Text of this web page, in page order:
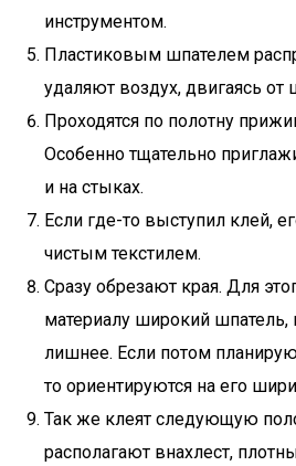
инструментом.
Пластиковым шпателем
удаляют воздух, двигаясь от
Проходятся по полотну
Особенно тщательно
и на стыках.
Если где-то выступил клей,
чистым текстилем.
Сразу обрезают края. Для
материалу широкий
лишнее. Если потом
то ориентируются на его
Так же клеят следующую
располагают внахлест,